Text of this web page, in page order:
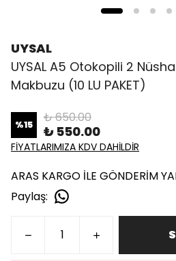
UYSAL
UYSAL A5 Otokopili 2
Makbuzu (10 LU PAKET)
%15 ₺ 650.00
₺ 550.00
FİYATLARIMIZA KDV DAHİLDİR
ARAS KARGO İLE GÖNDERİM
Paylaş: